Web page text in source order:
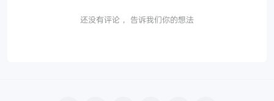
还没有评论， 告诉我们你的想法